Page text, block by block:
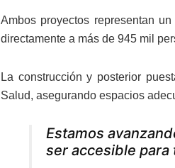
Ambos proyectos representan
directamente a más de 945 mil
La construcción y posterior
Salud, asegurando espacios
Estamos
ser accesible para